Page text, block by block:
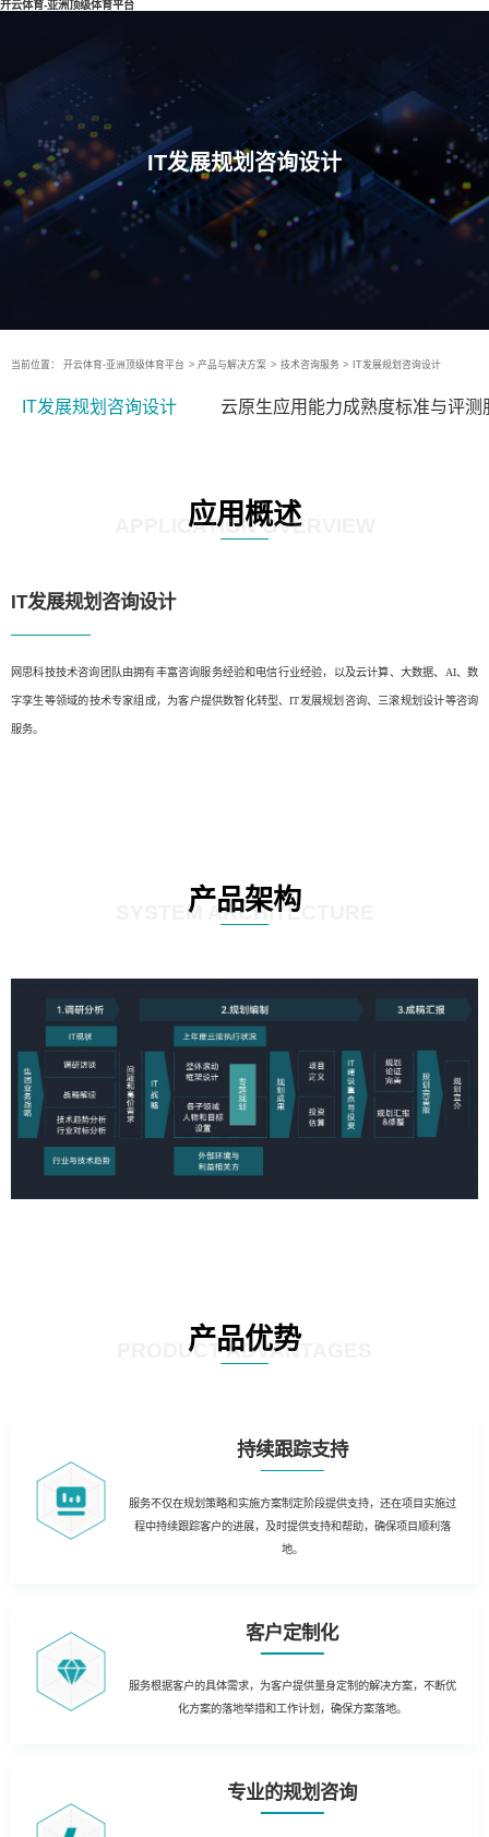
开云体育-亚洲顶级体育平台
IT发展规划咨询设计
当前位置： 开云体育-亚洲顶级体育平台 > 产品与解决方案 > 技术咨询服务 > IT发展规划咨询设计
IT发展规划咨询设计 云原生应用能力成熟度标准与评测
应用概述
APPLICATION OVERVIEW
IT发展规划咨询设计
网思科技技术咨询团队由拥有丰富咨询服务经验和电信行业经验，以及云计算、大数据、AI、数
字孪生等领域的技术专家组成，为客户提供数智化转型、IT发展规划咨询、三滚规划设计等咨询
服务。
产品架构
SYSTEM ARCHITECTURE
产品优势
PRODUCT ADVANTAGES
持续跟踪支持
服务不仅在规划策略和实施方案制定阶段提供支持，还在项目实施过
程中持续跟踪客户的进展，及时提供支持和帮助，确保项目顺利落
地。
客户定制化
服务根据客户的具体需求，为客户提供量身定制的解决方案，不断优
化方案的落地举措和工作计划，确保方案落地。
专业的规划咨询